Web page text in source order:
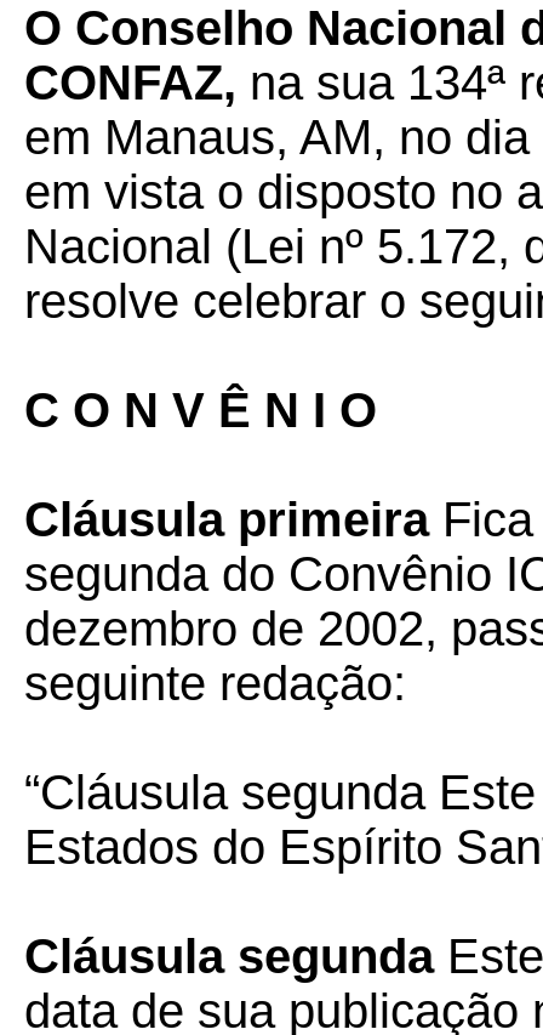
O Conselho Nacional
CONFAZ, na sua 134ª
em Manaus, AM, no
em vista o disposto no
Nacional (Lei nº 5.172,
resolve celebrar o
C O N V Ê N I O
Cláusula primeiraFica
segunda do Convênio
dezembro de 2002,
seguinte redação:
“Cláusula segunda
Estados do Espírito
Cláusula segunda
data de sua publicação